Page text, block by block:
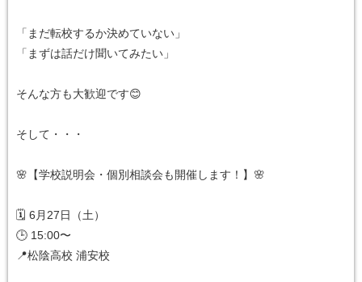
「まだ転校するか決めていない」
「まずは話だけ聞いてみたい」
そんな方も大歓迎です😊
そして・・・
🌸【学校説明会・個別相談会も開催します！】🌸
🗓 6月27日（土）
🕒 15:00〜
📍松陰高校 浦安校